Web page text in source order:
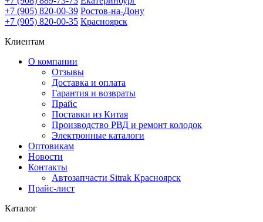
+7 (905) 820-00-39 Ростов-на-Дону
+7 (905) 820-00-35 Красноярск
Клиентам
О компании
Отзывы
Доставка и оплата
Гарантия и возвраты
Прайс
Поставки из Китая
Производство РВД и ремонт колодок
Электронные каталоги
Оптовикам
Новости
Контакты
Автозапчасти Sitrak Красноярск
Прайс-лист
Каталог